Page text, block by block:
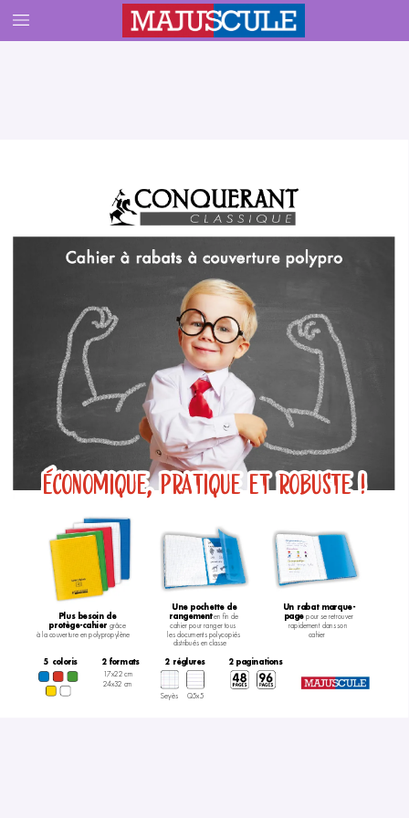
Cahier à rabats à couverture polypro
5 coloris 2 formats
17x22 cm
24x32 cm
2 réglures
Seyès Q5x5
2 paginations
Une pochette de
rangement en ﬁn de
cahier pour ranger tous
les documents polycopiés
distribués en classe
Un rabat marque-
page pour se retrouver
rapidement dans son
cahier
Plus besoin de
protège-cahier grâce
à la couverture en polypropylène
ÉCONOMIQUE,  PRATIQUE  ET  ROBUSTE  !